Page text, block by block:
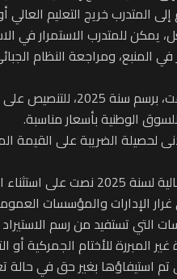
المتدرب خريج التعليم
للمتدرب الاستمرار في
ومراجعة النظام
وفي ما يتعلق بالضريبة على
الوطنية بأسعار مناسبة.
أما بشأن التدابير الجمركية، فأوضح
الإدارات والمؤسسات
من رسم الاستيراد الأدنى
المبررة للأختام الجمركية
بغير حق في حالة